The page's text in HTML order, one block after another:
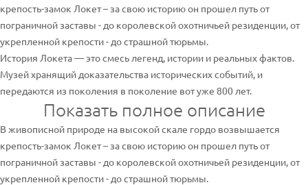
крепость-замок Локет – за свою историю он прошел путь от
пограничной заставы - до королевской охотничьей резиденции, от
укрепленной крепости - до страшной тюрьмы.
История Локета — это смесь легенд, истории и реальных фактов.
Музей хранящий доказательства исторических событий, и
передаются из поколения в поколение вот уже 800 лет.
Показать полное описание
В живописной природе на высокой скале гордо возвышается
крепость-замок Локет – за свою историю он прошел путь от
пограничной заставы - до королевской охотничьей резиденции, от
укрепленной крепости - до страшной тюрьмы.